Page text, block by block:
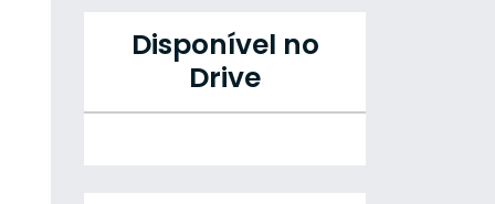
Disponível no
Drive